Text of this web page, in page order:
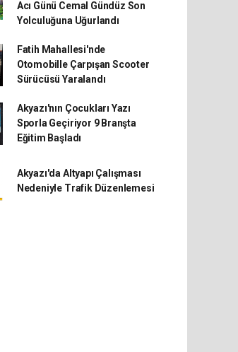
Acı Günü Cemal Gündüz Son
Yolculuğuna Uğurlandı
Fatih Mahallesi'nde
Otomobille Çarpışan Scooter
Sürücüsü Yaralandı
Akyazı'nın Çocukları Yazı
Sporla Geçiriyor 9 Branşta
Eğitim Başladı
Akyazı'da Altyapı Çalışması
Nedeniyle Trafik Düzenlemesi